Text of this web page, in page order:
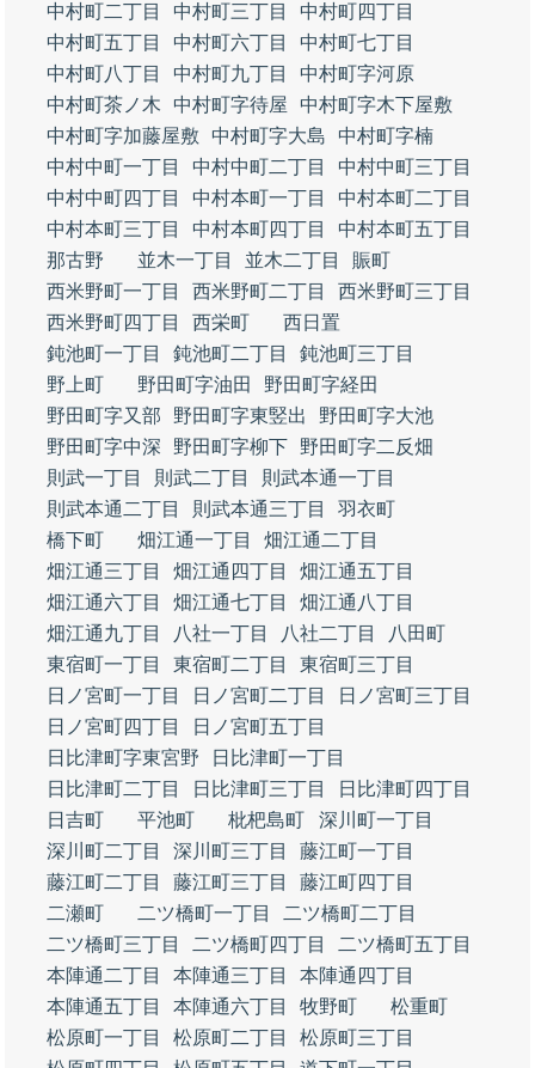
中村町二丁目
中村町三丁目
中村町四丁目
中村町五丁目
中村町六丁目
中村町七丁目
中村町八丁目
中村町九丁目
中村町字河原
中村町茶ノ木
中村町字待屋
中村町字木下屋敷
中村町字加藤屋敷
中村町字大島
中村町字楠
中村中町一丁目
中村中町二丁目
中村中町三丁目
中村中町四丁目
中村本町一丁目
中村本町二丁目
中村本町三丁目
中村本町四丁目
中村本町五丁目
那古野
並木一丁目 並木二丁目
賑町
西米野町一丁目
西米野町二丁目
西米野町三丁目
西米野町四丁目
西栄町
西日置
鈍池町一丁目
鈍池町二丁目
鈍池町三丁目
野上町
野田町字油田
野田町字経田
野田町字又部
野田町字東竪出
野田町字大池
野田町字中深
野田町字柳下
野田町字二反畑
則武一丁目
則武二丁目
則武本通一丁目
則武本通二丁目
則武本通三丁目
羽衣町
橋下町
畑江通一丁目
畑江通二丁目
畑江通三丁目
畑江通四丁目
畑江通五丁目
畑江通六丁目
畑江通七丁目
畑江通八丁目
畑江通九丁目
八社一丁目 八社二丁目
八田町
東宿町一丁目
東宿町二丁目
東宿町三丁目
日ノ宮町一丁目
日ノ宮町二丁目
日ノ宮町三丁目
日ノ宮町四丁目
日ノ宮町五丁目
日比津町字東宮野
日比津町一丁目
日比津町二丁目
日比津町三丁目
日比津町四丁目
日吉町
平池町 枇杷島町
深川町一丁目
深川町二丁目
深川町三丁目
藤江町一丁目
藤江町二丁目
藤江町三丁目
藤江町四丁目
二瀬町
二ツ橋町一丁目
二ツ橋町二丁目
二ツ橋町三丁目
二ツ橋町四丁目
二ツ橋町五丁目
本陣通二丁目
本陣通三丁目
本陣通四丁目
本陣通五丁目
本陣通六丁目 牧野町
松重町
松原町一丁目
松原町二丁目
松原町三丁目